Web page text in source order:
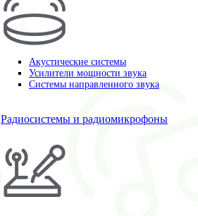
Акустические системы
Усилители мощности звука
Системы направленного звука
Радиосистемы и радиомикрофоны